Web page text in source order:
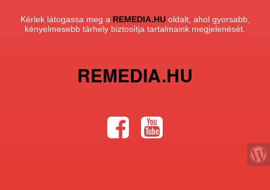
Kérlek látogassa meg a REMEDIA.HUoldalt, ahol gyorsabb,
kényelmesebb tárhely biztosítja tartalmaink megjelenését.
REMEDIA.HU